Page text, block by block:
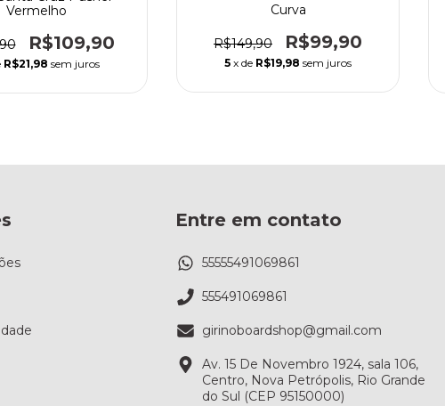
Vermelho
R$109,90
R$21,98 sem juros
Curva
R$149,90 R$99,90
5 x de R$19,98 sem juros
Entre em contato
55555491069861
555491069861
girinoboardshop@gmail.com
Av. 15 De Novembro 1924, sala 106,
Centro, Nova Petrópolis, Rio Grande
do Sul (CEP 95150000)